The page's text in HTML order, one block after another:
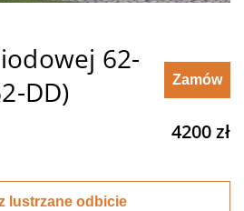
62-
DD)
Zamów
4200 zł
lustrzane odbicie